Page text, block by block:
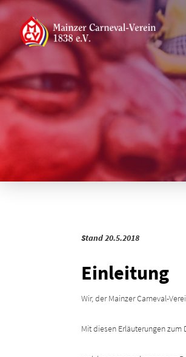
Stand 20.5.2018
Einleitung
Wir, der Mainzer Carneval-
Mit diesen Erläuterungen